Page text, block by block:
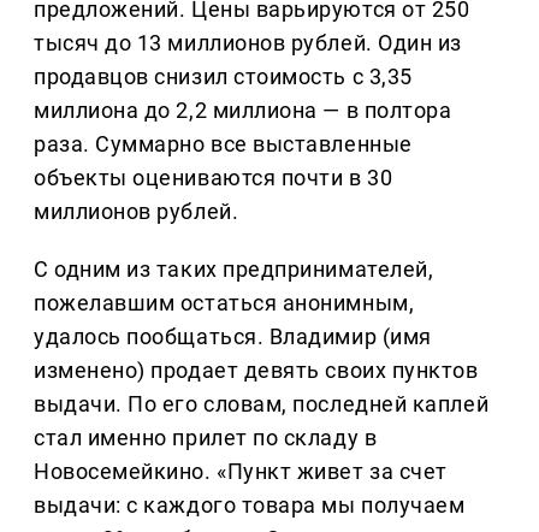
предложений. Цены варьируются от 250
тысяч до 13 миллионов рублей. Один из
продавцов снизил стоимость с 3,35
миллиона до 2,2 миллиона — в полтора
раза. Суммарно все выставленные
объекты оцениваются почти в 30
миллионов рублей.
С одним из таких предпринимателей,
пожелавшим остаться анонимным,
удалось пообщаться. Владимир (имя
изменено) продает девять своих пунктов
выдачи. По его словам, последней каплей
стал именно прилет по складу в
Новосемейкино. «Пункт живет за счет
выдачи: с каждого товара мы получаем